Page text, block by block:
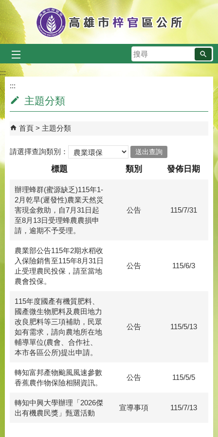
跳到主要內容區塊
搜
尋
:::
:::
主題分類
首頁 主題分類
請選擇查詢類別：
標題 類別 發佈日期
辦理蜂群(蜜源缺乏)115年1-
2月乾旱(遲發性)農業天然災
害現金救助，自7月31日起
至8月13日受理蜂農農損申
請，逾期不予受理。
公告 115/7/31
農業部公告115年2期水稻收
入保險銷售至115年8月31日
止受理農民投保，請至當地
農會投保。
公告 115/6/3
115年度國產有機質肥料、
國產微生物肥料及農田地力
改良肥料等三項補助，民眾
如有需求，請向農地所在地
輔導單位(農會、合作社、
本市各區公所)提出申請。
公告 115/5/13
轉知富邦產物颱風風速參數
香蕉農作物保險相關資訊。
公告 115/5/5
轉知中興大學辦理「2026傑
出有機農民獎」甄選活動
宣導事項 115/7/13